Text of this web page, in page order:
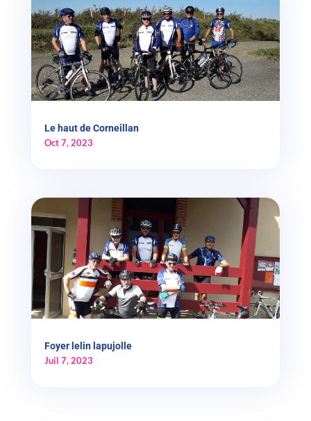
Le haut de Corneillan
Oct 7, 2023
Foyer lelin lapujolle
Juil 7, 2023